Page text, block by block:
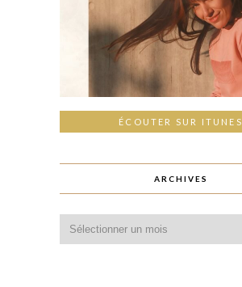
ÉCOUTER SUR ITUNES
ARCHIVES